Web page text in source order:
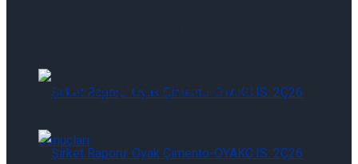
THYAO.IS: Şirket Güncelleme